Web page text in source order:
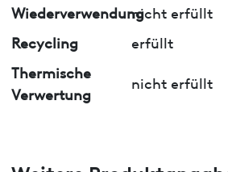
Wiederverwendungnicht erfüllt
Recycling
erfüllt
Thermische
Verwertung
nicht erfüllt